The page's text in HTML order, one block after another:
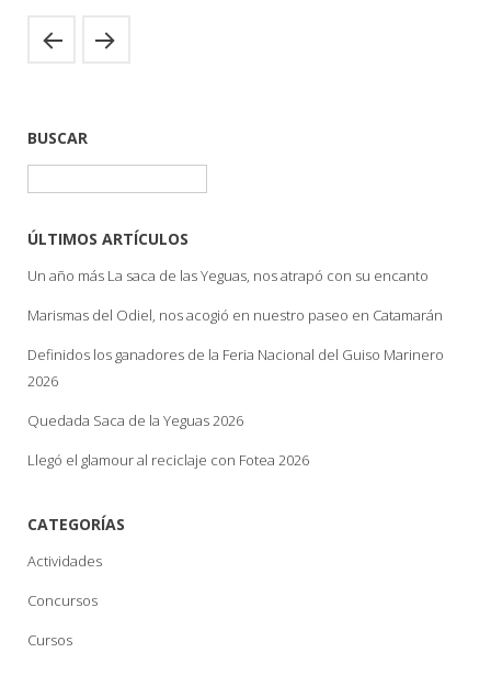
BUSCAR
ÚLTIMOS ARTÍCULOS
Un año más La saca de las Yeguas, nos atrapó con su encanto
Marismas del Odiel, nos acogió en nuestro paseo en Catamarán
Definidos los ganadores de la Feria Nacional del Guiso Marinero
2026
Quedada Saca de la Yeguas 2026
Llegó el glamour al reciclaje con Fotea 2026
CATEGORÍAS
Actividades
Concursos
Cursos